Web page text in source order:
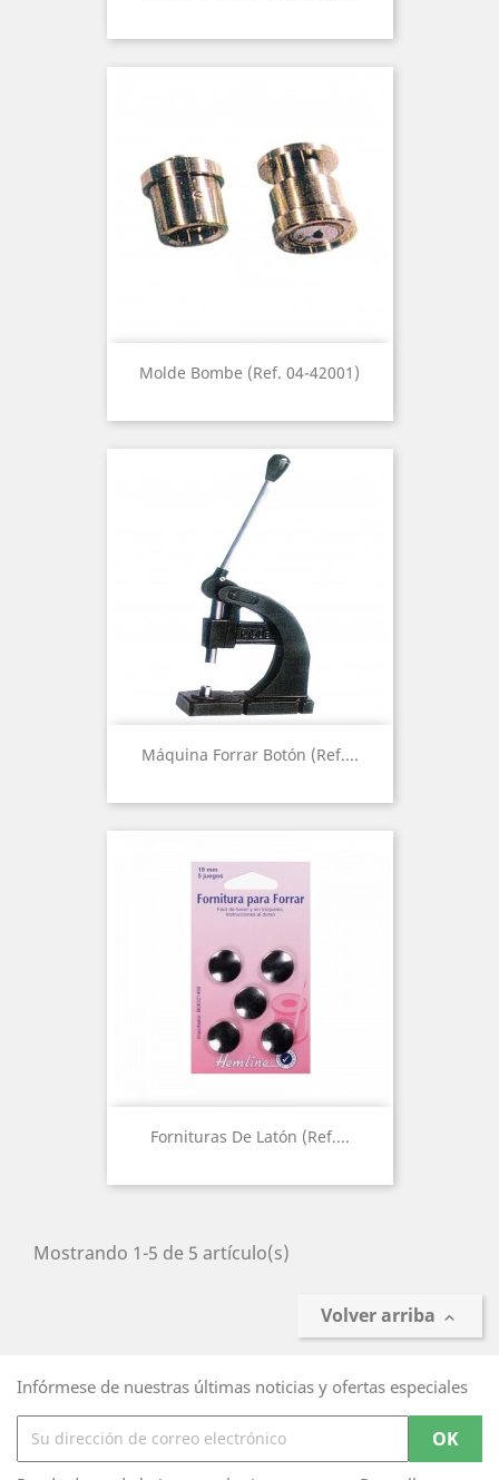
Molde Bombe (Ref. 04-42001)
Máquina Forrar Botón (Ref....
Fornituras De Latón (Ref....
Mostrando 1-5 de 5 artículo(s)
Volver arriba 
Infórmese de nuestras últimas noticias y ofertas especiales